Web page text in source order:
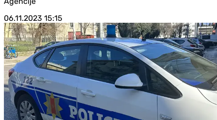
06.11.2023 15:15